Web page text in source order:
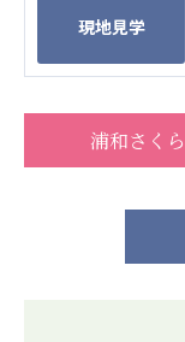
国際医療専門学校
明星幼稚園
特定非営利活動
特定非営利活動
現地見学
浦和さく